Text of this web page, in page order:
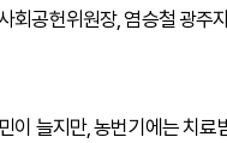
회공헌위원장, 염승철 광
이 늘지만, 농번기에는 치